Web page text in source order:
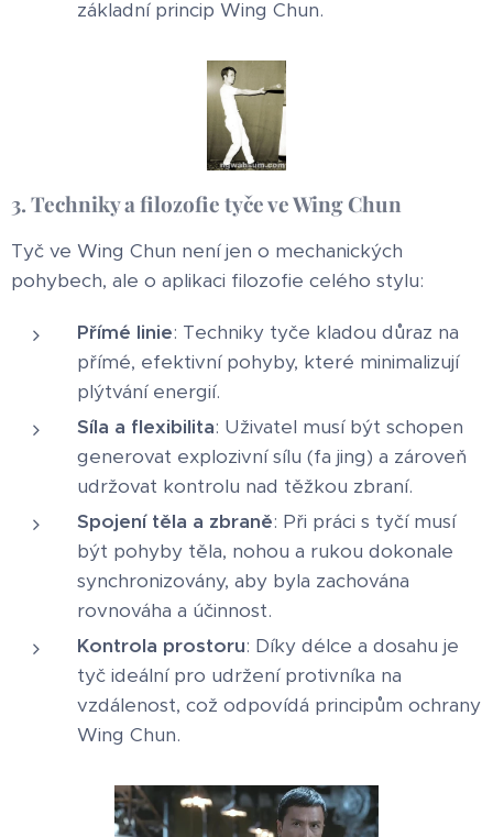
základní princip Wing Chun.
3. Techniky a filozofie tyče ve Wing Chun
Tyč ve Wing Chun není jen o mechanických
pohybech, ale o aplikaci filozofie celého stylu:
Přímé linie: Techniky tyče kladou důraz na
přímé, efektivní pohyby, které minimalizují
plýtvání energií.
Síla a flexibilita: Uživatel musí být schopen
generovat explozivní sílu (fa jing) a zároveň
udržovat kontrolu nad těžkou zbraní.
Spojení těla a zbraně: Při práci s tyčí musí
být pohyby těla, nohou a rukou dokonale
synchronizovány, aby byla zachována
rovnováha a účinnost.
Kontrola prostoru: Díky délce a dosahu je
tyč ideální pro udržení protivníka na
vzdálenost, což odpovídá principům ochrany
Wing Chun.